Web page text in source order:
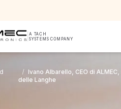
A TACH
SYSTEMS COMPANY
/
Ivano Albarello, CEO di
delle Langhe